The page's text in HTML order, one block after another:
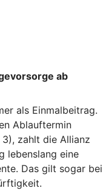
ab
als Einmalbeitrag.
Ablauftermin
zahlt die Allianz
lebenslang eine
Das gilt sogar bei